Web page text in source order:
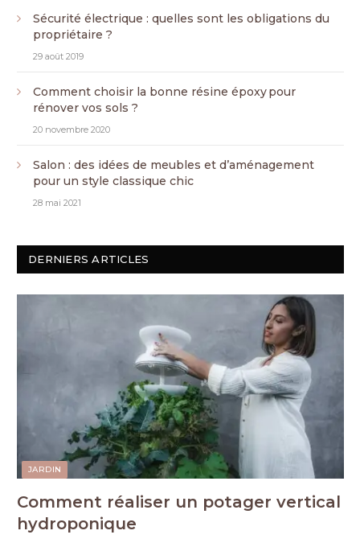
Sécurité électrique : quelles sont les obligations du
propriétaire ?
29 août 2019
Comment choisir la bonne résine époxy pour
rénover vos sols ?
20 novembre 2020
Salon : des idées de meubles et d’aménagement
pour un style classique chic
28 mai 2021
DERNIERS ARTICLES
JARDIN
Comment réaliser un potager vertical
hydroponique